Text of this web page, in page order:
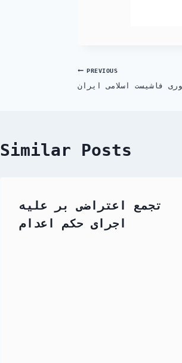
Post
PREVIOUS
فاشیست اسلامی ایران
Similar Posts
تجمع اعتراضی بر علیه
اجرای حکم اعدام